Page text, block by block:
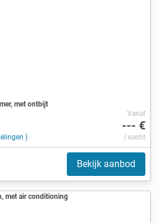
met ontbijt
)
Vanaf
--- €
/ nacht
Bekijk aanbod